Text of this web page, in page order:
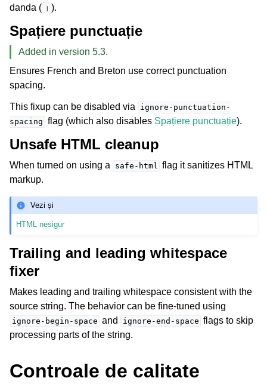
danda ( । ).
Spațiere punctuație
Added in version 5.3.
Ensures French and Breton use correct punctuation
spacing.
This fixup can be disabled via
ignore-punctuation-
spacing flag (which also disables Spațiere punctuație).
Unsafe HTML cleanup
When turned on using a safe-html flag it sanitizes HTML
markup.
Vezi și
HTML nesigur
Trailing and leading whitespace
fixer
Makes leading and trailing whitespace consistent with the
source string. The behavior can be fine-tuned using
ignore-begin-space and ignore-end-space flags to skip
processing parts of the string.
Controale de calitate